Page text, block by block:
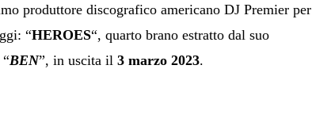
produttore discografico americano DJ Premier per
“HEROES“, quarto brano estratto dal suo
BEN”, in uscita il3 marzo 2023.